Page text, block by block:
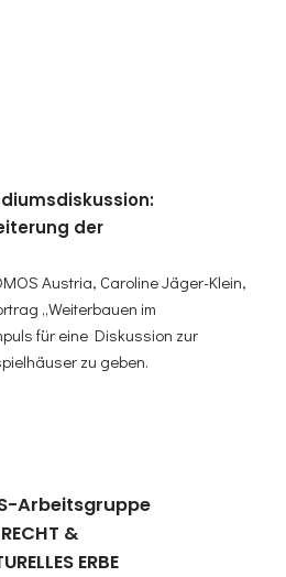
der
Austria, Caroline Jäger-Klein,
„Weiterbauen im
für eine Diskussion zur
zu geben.
Arbeitsgruppe
RECHT &
ERBE